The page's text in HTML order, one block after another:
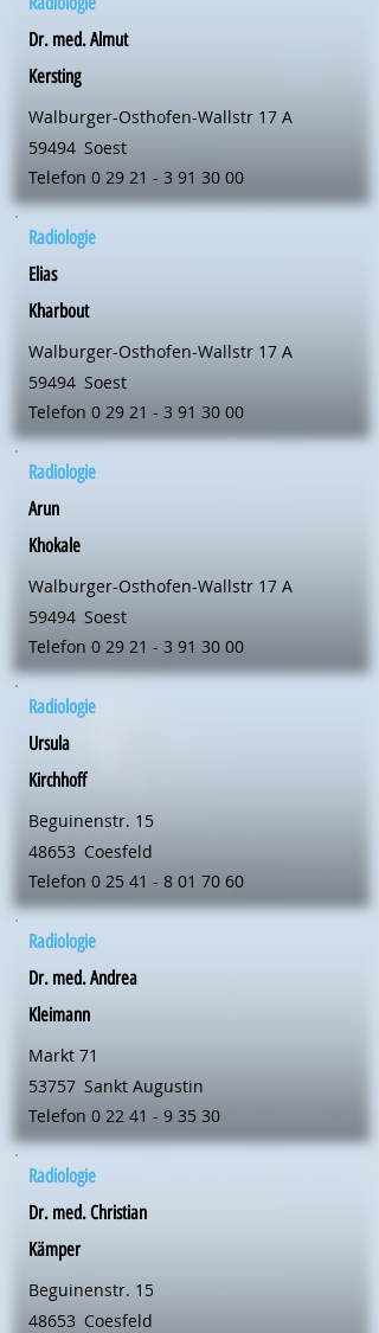
Dr. med. Almut
Kersting
Walburger-Osthofen-Wallstr 17 A
59494 Soest
Telefon 0 29 21 - 3 91 30 00
Radiologie
Elias
Kharbout
Walburger-Osthofen-Wallstr 17 A
59494 Soest
Telefon 0 29 21 - 3 91 30 00
Radiologie
Arun
Khokale
Walburger-Osthofen-Wallstr 17 A
59494 Soest
Telefon 0 29 21 - 3 91 30 00
Radiologie
Ursula
Kirchhoff
Beguinenstr. 15
48653 Coesfeld
Telefon 0 25 41 - 8 01 70 60
Radiologie
Dr. med. Andrea
Kleimann
Markt 71
53757 Sankt Augustin
Telefon 0 22 41 - 9 35 30
Radiologie
Dr. med. Christian
Kämper
Beguinenstr. 15
48653 Coesfeld